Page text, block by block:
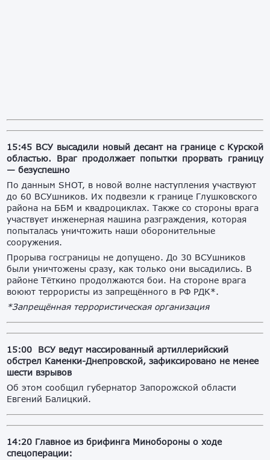
15:45 ВСУ высадили новый десант на границе с Курской
областью. Враг продолжает попытки прорвать границу
— безуспешно
По данным SHOT, в новой волне наступления участвуют
до 60 ВСУшников. Их подвезли к границе Глушковского
района на ББМ и квадроциклах. Также со стороны врага
участвует инженерная машина разграждения, которая
попыталась уничтожить наши оборонительные
сооружения.
Прорыва госграницы не допущено. До 30 ВСУшников
были уничтожены сразу, как только они высадились. В
районе Тёткино продолжаются бои. На стороне врага
воюют террористы из запрещённого в РФ РДК*.
*Запрещённая террористическая организация
15:00 ВСУ ведут массированный артиллерийский
обстрел Каменки-Днепровской, зафиксировано не менее
шести взрывов
Об этом сообщил губернатор Запорожской области
Евгений Балицкий.
14:20 Главное из брифинга Минобороны о ходе
спецоперации: